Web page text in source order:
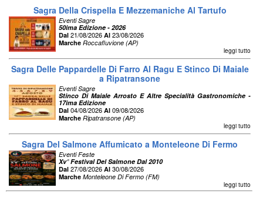
Sagra Della Crispella E Mezzemaniche Al Tartufo
Eventi Sagre
50ima Edizione - 2026
Dal 21/08/2026 Al 23/08/2026
Marche Roccafluvione (AP)
leggi tutto
Sagra Delle Pappardelle Di Farro Al Ragu E Stinco Di Maiale
a Ripatransone
Eventi Sagre
Stinco Di Maiale Arrosto E Altre Specialità Gastronomiche -
17ima Edizione
Dal 04/08/2026 Al 09/08/2026
Marche Ripatransone (AP)
leggi tutto
Sagra Del Salmone Affumicato a Monteleone Di Fermo
Eventi Feste
Xv° Festival Del Salmone Dal 2010
Dal 27/08/2026 Al 30/08/2026
Marche Monteleone Di Fermo (FM)
leggi tutto